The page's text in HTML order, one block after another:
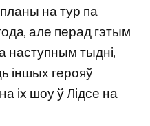
планы на тур па
але перад гэтым
наступным тыдні,
іншых герояў
іх шоу ў Лідсе на